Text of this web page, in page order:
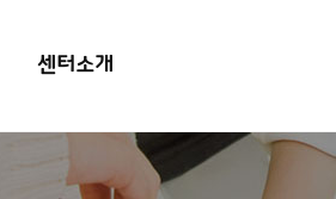
센터소개